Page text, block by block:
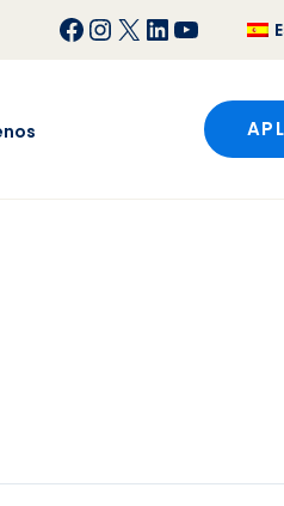
Facebook
Instagram
X LinkedIn